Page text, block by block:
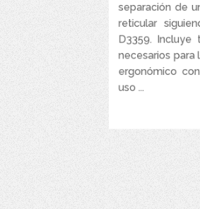
separación de
reticular
D3359. Incluye
necesarios para
ergonómico
uso ...
Lupa iluminada
El